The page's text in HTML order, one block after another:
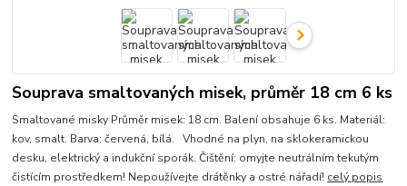
Souprava smaltovaných misek, průměr 18 cm 6 ks
Smaltované misky Průměr misek: 18 cm. Balení obsahuje 6 ks. Materiál:
kov, smalt. Barva: červená, bílá. Vhodné na plyn, na sklokeramickou
desku, elektrický a indukční sporák. Čištění: omyjte neutrálním tekutým
čistícím prostředkem! Nepoužívejte drátěnky a ostré nářadí! celý popis